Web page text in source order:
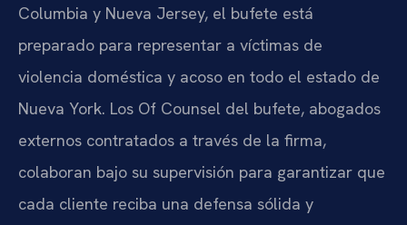
Columbia y Nueva Jersey, el bufete está
preparado para representar a víctimas de
violencia doméstica y acoso en todo el estado de
Nueva York. Los Of Counsel del bufete, abogados
externos contratados a través de la firma,
colaboran bajo su supervisión para garantizar que
cada cliente reciba una defensa sólida y